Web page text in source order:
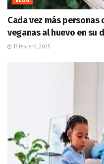
Cada vez más
veganas al huevo en su
17 febrero, 2025